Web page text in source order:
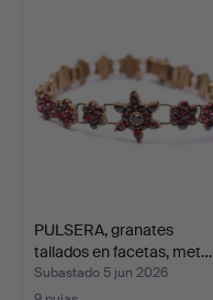
PULSERA, granates
tallados en facetas, met…
Subastado 5 jun 2026